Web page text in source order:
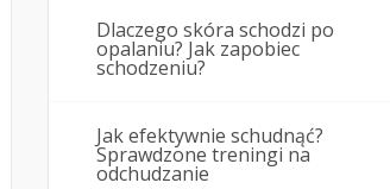
Dlaczego skóra schodzi po
opalaniu? Jak zapobiec
schodzeniu?
Jak efektywnie schudnąć?
Sprawdzone treningi na
odchudzanie